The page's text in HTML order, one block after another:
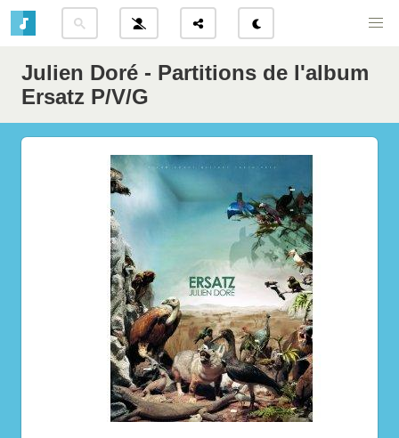
Julien Doré - Partitions de l'album
Ersatz P/V/G